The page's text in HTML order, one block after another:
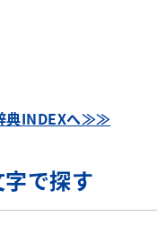
典INDEXへ≫≫
で探す